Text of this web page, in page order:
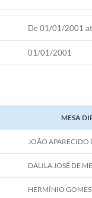
De 01/01/2001
01/01/2001
MESA
JOÃO APARECIDO
DALILA JOSÉ DE
HERMÍNIO GOMES